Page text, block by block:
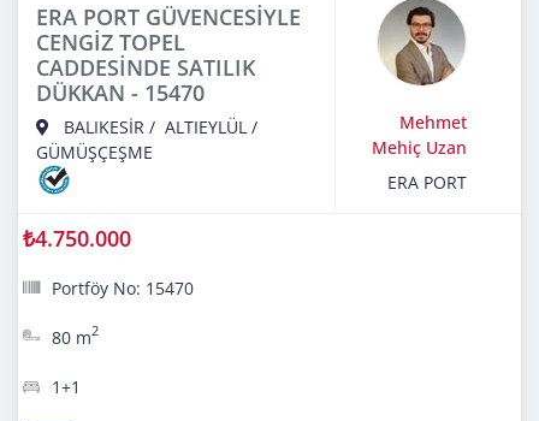
ERA PORT GÜVENCESİYLE
CENGİZ TOPEL
CADDESİNDE SATILIK
DÜKKAN - 15470
BALIKESİR / ALTIEYLÜL /
GÜMÜŞÇEŞME
Mehmet
Mehiç Uzan
ERA PORT
₺4.750.000
Portföy No: 15470
80 m2
1+1